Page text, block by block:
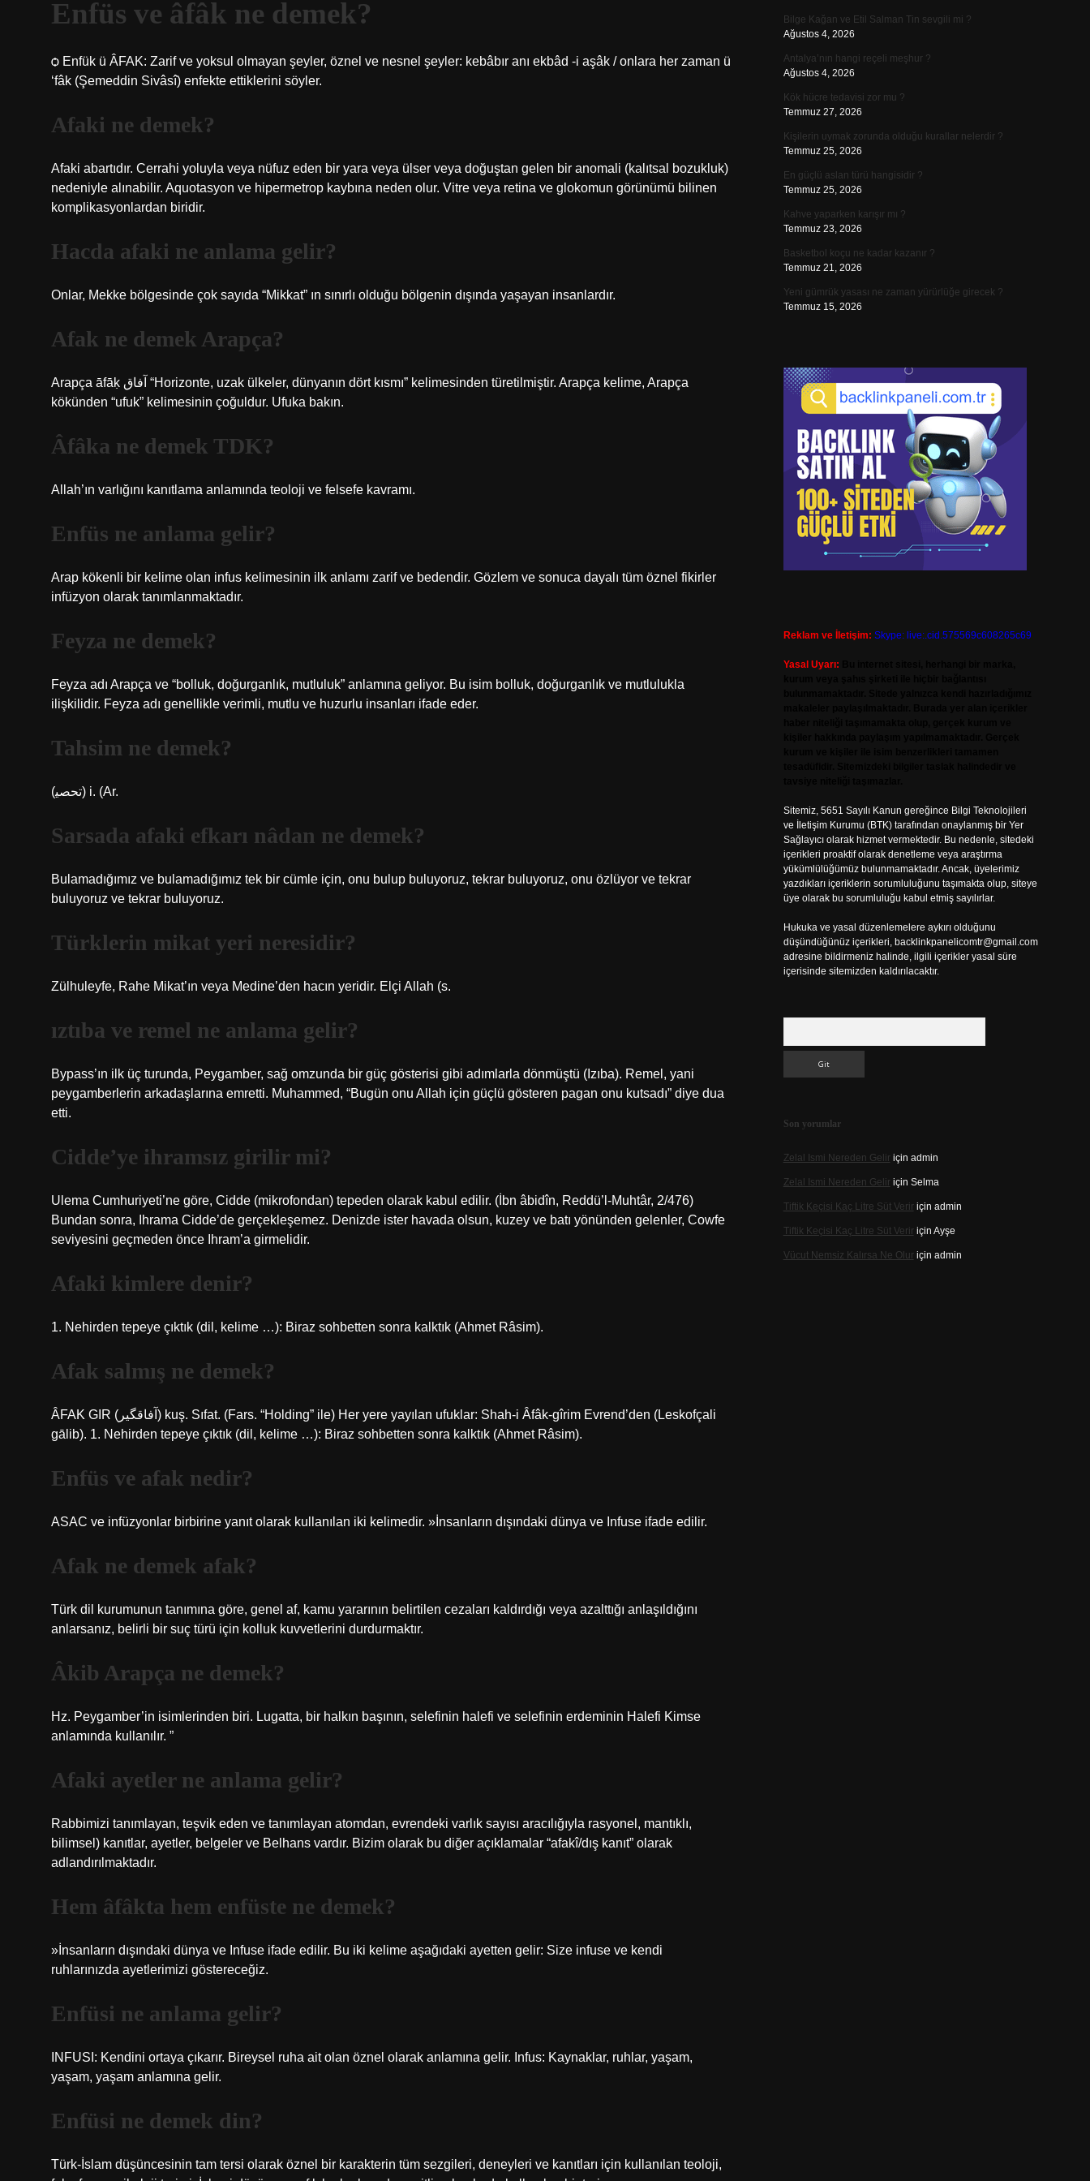
Enfüs ve âfâk ne demek?
ѻ Enfük ü ÂFAK: Zarif ve yoksul olmayan şeyler, öznel ve nesnel şeyler: kebâbır anı ekbâd -i aşâk / onlara her zaman ü
‘fâk (Şemeddin Sivâsî) enfekte ettiklerini söyler.
Afaki ne demek?
Afaki abartıdır. Cerrahi yoluyla veya nüfuz eden bir yara veya ülser veya doğuştan gelen bir anomali (kalıtsal bozukluk)
nedeniyle alınabilir. Aquotasyon ve hipermetrop kaybına neden olur. Vitre veya retina ve glokomun görünümü bilinen
komplikasyonlardan biridir.
Hacda afaki ne anlama gelir?
Onlar, Mekke bölgesinde çok sayıda “Mikkat” ın sınırlı olduğu bölgenin dışında yaşayan insanlardır.
Afak ne demek Arapça?
Arapça āfāḳ آفاق “Horizonte, uzak ülkeler, dünyanın dört kısmı” kelimesinden türetilmiştir. Arapça kelime, Arapça
kökünden “ufuk” kelimesinin çoğuldur. Ufuka bakın.
Âfâka ne demek TDK?
Allah’ın varlığını kanıtlama anlamında teoloji ve felsefe kavramı.
Enfüs ne anlama gelir?
Arap kökenli bir kelime olan infus kelimesinin ilk anlamı zarif ve bedendir. Gözlem ve sonuca dayalı tüm öznel fikirler
infüzyon olarak tanımlanmaktadır.
Feyza ne demek?
Feyza adı Arapça ve “bolluk, doğurganlık, mutluluk” anlamına geliyor. Bu isim bolluk, doğurganlık ve mutlulukla
ilişkilidir. Feyza adı genellikle verimli, mutlu ve huzurlu insanları ifade eder.
Tahsim ne demek?
(ﺗﺤﺼﻴ) i. (Ar.
Sarsada afaki efkarı nâdan ne demek?
Bulamadığımız ve bulamadığımız tek bir cümle için, onu bulup buluyoruz, tekrar buluyoruz, onu özlüyor ve tekrar
buluyoruz ve tekrar buluyoruz.
Türklerin mikat yeri neresidir?
Zülhuleyfe, Rahe Mikat’ın veya Medine’den hacın yeridir. Elçi Allah (s.
ıztıba ve remel ne anlama gelir?
Bypass’ın ilk üç turunda, Peygamber, sağ omzunda bir güç gösterisi gibi adımlarla dönmüştü (Izıba). Remel, yani
peygamberlerin arkadaşlarına emretti. Muhammed, “Bugün onu Allah için güçlü gösteren pagan onu kutsadı” diye dua
etti.
Cidde’ye ihramsız girilir mi?
Ulema Cumhuriyeti’ne göre, Cidde (mikrofondan) tepeden olarak kabul edilir. (İbn âbidîn, Reddü’l-Muhtâr, 2/476)
Bundan sonra, Ihrama Cidde’de gerçekleşemez. Denizde ister havada olsun, kuzey ve batı yönünden gelenler, Cowfe
seviyesini geçmeden önce Ihram’a girmelidir.
Afaki kimlere denir?
1. Nehirden tepeye çıktık (dil, kelime …): Biraz sohbetten sonra kalktık (Ahmet Râsim).
Afak salmış ne demek?
ÂFAK GIR (ﺁﻓﺎﻗﮕﻴﺮ) kuş. Sıfat. (Fars. “Holding” ile) Her yere yayılan ufuklar: Shah-i Âfâk-gîrim Evrend’den (Leskofçali
gālib). 1. Nehirden tepeye çıktık (dil, kelime …): Biraz sohbetten sonra kalktık (Ahmet Râsim).
Enfüs ve afak nedir?
ASAC ve infüzyonlar birbirine yanıt olarak kullanılan iki kelimedir. »İnsanların dışındaki dünya ve Infuse ifade edilir.
Afak ne demek afak?
Türk dil kurumunun tanımına göre, genel af, kamu yararının belirtilen cezaları kaldırdığı veya azalttığı anlaşıldığını
anlarsanız, belirli bir suç türü için kolluk kuvvetlerini durdurmaktır.
Âkib Arapça ne demek?
Hz. Peygamber’in isimlerinden biri. Lugatta, bir halkın başının, selefinin halefi ve selefinin erdeminin Halefi Kimse
anlamında kullanılır. ”
Afaki ayetler ne anlama gelir?
Rabbimizi tanımlayan, teşvik eden ve tanımlayan atomdan, evrendeki varlık sayısı aracılığıyla rasyonel, mantıklı,
bilimsel) kanıtlar, ayetler, belgeler ve Belhans vardır. Bizim olarak bu diğer açıklamalar “afakî/dış kanıt” olarak
adlandırılmaktadır.
Hem âfâkta hem enfüste ne demek?
»İnsanların dışındaki dünya ve Infuse ifade edilir. Bu iki kelime aşağıdaki ayetten gelir: Size infuse ve kendi
ruhlarınızda ayetlerimizi göstereceğiz.
Enfüsi ne anlama gelir?
INFUSI: Kendini ortaya çıkarır. Bireysel ruha ait olan öznel olarak anlamına gelir. Infus: Kaynaklar, ruhlar, yaşam,
yaşam, yaşam anlamına gelir.
Enfüsi ne demek din?
Türk-İslam düşüncesinin tam tersi olarak öznel bir karakterin tüm sezgileri, deneyleri ve kanıtları için kullanılan teoloji,
Bilge Kağan ve Etil Salman Tin sevgili mi ?
Ağustos 4, 2026
Antalya’nın hangi reçeli meşhur ?
Ağustos 4, 2026
Kök hücre tedavisi zor mu ?
Temmuz 27, 2026
Kişilerin uymak zorunda olduğu kurallar nelerdir ?
Temmuz 25, 2026
En güçlü aslan türü hangisidir ?
Temmuz 25, 2026
Kahve yaparken karışır mı ?
Temmuz 23, 2026
Basketbol koçu ne kadar kazanır ?
Temmuz 21, 2026
Yeni gümrük yasası ne zaman yürürlüğe girecek ?
Temmuz 15, 2026
Reklam ve İletişim: Skype: live:.cid.575569c608265c69
Yasal Uyarı:
Sitemiz, 5651 Sayılı Kanun gereğince Bilgi Teknolojileri
ve İletişim Kurumu (BTK) tarafından onaylanmış bir Yer
Sağlayıcı olarak hizmet vermektedir. Bu nedenle, sitedeki
içerikleri proaktif olarak denetleme veya araştırma
yükümlülüğümüz bulunmamaktadır. Ancak, üyelerimiz
yazdıkları içeriklerin sorumluluğunu taşımakta olup, siteye
üye olarak bu sorumluluğu kabul etmiş sayılırlar.
Hukuka ve yasal düzenlemelere aykırı olduğunu
düşündüğünüz içerikleri, backlinkpanelicomtr@gmail.com
adresine bildirmeniz halinde, ilgili içerikler yasal süre
içerisinde sitemizden kaldırılacaktır.
Son yorumlar
Zelal Ismi Nereden Geliriçin admin
Zelal Ismi Nereden Geliriçin Selma
Tiftik Keçisi Kaç Litre Süt Veririçin admin
Tiftik Keçisi Kaç Litre Süt Veririçin Ayşe
Vücut Nemsiz Kalırsa Ne Oluriçin admin